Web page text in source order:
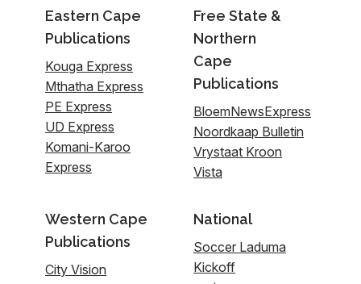
Eastern Cape
Publications
Kouga Express
Mthatha Express
PE Express
UD Express
Komani-Karoo
Express
Free State &
Northern
Cape
Publications
BloemNewsExpress
Noordkaap Bulletin
Vrystaat Kroon
Vista
Western Cape
Publications
City Vision
National
Soccer Laduma
Kickoff